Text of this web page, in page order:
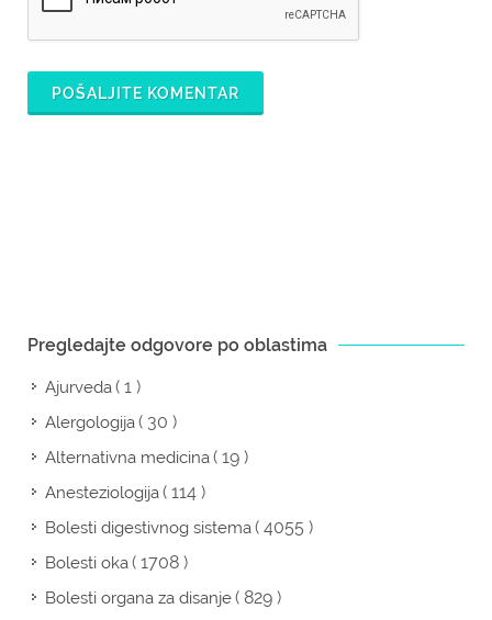
POŠALJITE KOMENTAR
Pregledajte odgovore po oblastima
Ajurveda( 1 )
Alergologija( 30 )
Alternativna medicina( 19 )
Anesteziologija( 114 )
Bolesti digestivnog sistema( 4055 )
Bolesti oka( 1708 )
Bolesti organa za disanje( 829 )